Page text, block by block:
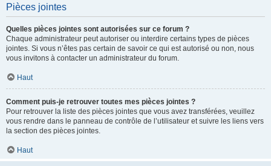
Pièces jointes
Quelles pièces jointes sont autorisées sur ce forum ?
Chaque administrateur peut autoriser ou interdire certains types de pièces
jointes. Si vous n’êtes pas certain de savoir ce qui est autorisé ou non, nous
vous invitons à contacter un administrateur du forum.
Haut
Comment puis-je retrouver toutes mes pièces jointes ?
Pour retrouver la liste des pièces jointes que vous avez transférées, veuillez
vous rendre dans le panneau de contrôle de l’utilisateur et suivre les liens vers
la section des pièces jointes.
Haut